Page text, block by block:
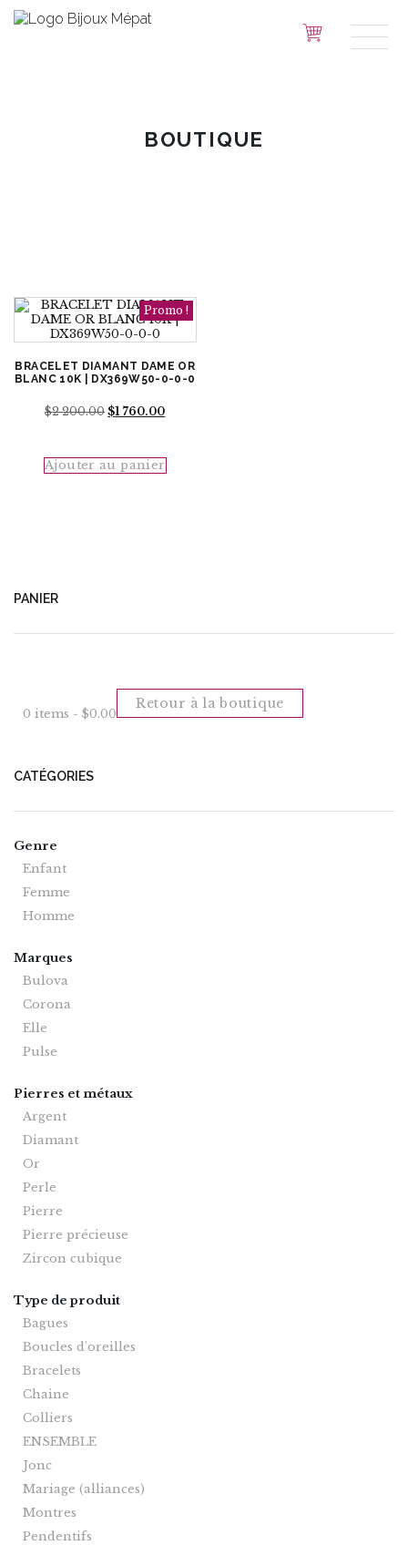
BOUTIQUE
Promo !
BRACELET DIAMANT DAME OR
BLANC 10K | DX369W50-0-0-0
$2 200.00Le
:
$1 760.00Le
Ajouter au panier
PANIER
0 items - $0.00
Retour à la boutique
CATÉGORIES
Genre
Enfant
Femme
Homme
Marques
Bulova
Corona
Elle
Pulse
Pierres et métaux
Argent
Diamant
Or
Perle
Pierre
Pierre précieuse
Zircon cubique
Type de produit
Bagues
Boucles d'oreilles
Bracelets
Chaine
Colliers
ENSEMBLE
Jonc
Mariage (alliances)
Montres
Pendentifs